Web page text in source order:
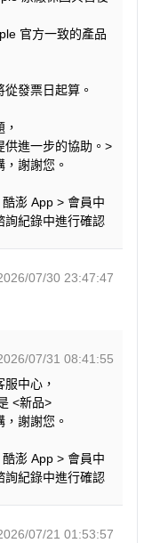
官方一致的產品
發票日起算。
供進一步的協助。>
謝謝您。
澎 App > 會員中
詢紀錄中進行確認
07/30 23:47:47
07/31 08:41:55
中心，
<新品>
謝謝您。
澎 App > 會員中
詢紀錄中進行確認
07/21 01:53:57